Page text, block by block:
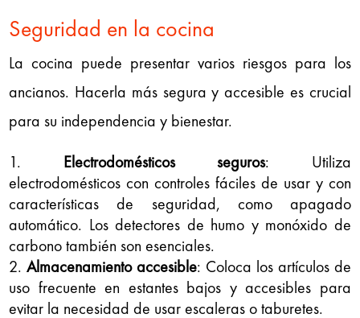
Seguridad en la cocina
La cocina puede presentar varios riesgos para los
ancianos. Hacerla más segura y accesible es crucial
para su independencia y bienestar.
Electrodomésticos seguros: Utiliza
electrodomésticos con controles fáciles de usar y con
características de seguridad, como apagado
automático. Los detectores de humo y monóxido de
carbono también son esenciales.
Almacenamiento accesible: Coloca los artículos de
uso frecuente en estantes bajos y accesibles para
evitar la necesidad de usar escaleras o taburetes.